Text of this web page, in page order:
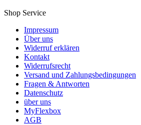
Shop Service
Impressum
Über uns
Widerruf erklären
Kontakt
Widerrufsrecht
Versand und Zahlungsbedingungen
Fragen & Antworten
Datenschutz
über uns
MyFlexbox
AGB